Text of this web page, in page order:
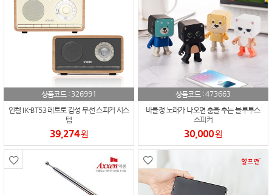
상품코드 : 326991
인켈 IK-BT53 레트로 감성 무선 스피커 시스
템
39,274원
상품코드 :473663
바를정 노래가 나오면 춤을 추는 블루투스
스피커
30,000원